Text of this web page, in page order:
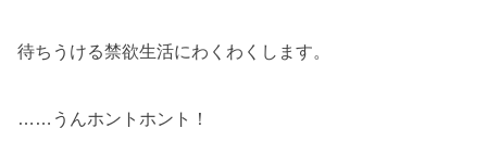
待ちうける禁欲生活にわくわくします。
……うんホントホント！